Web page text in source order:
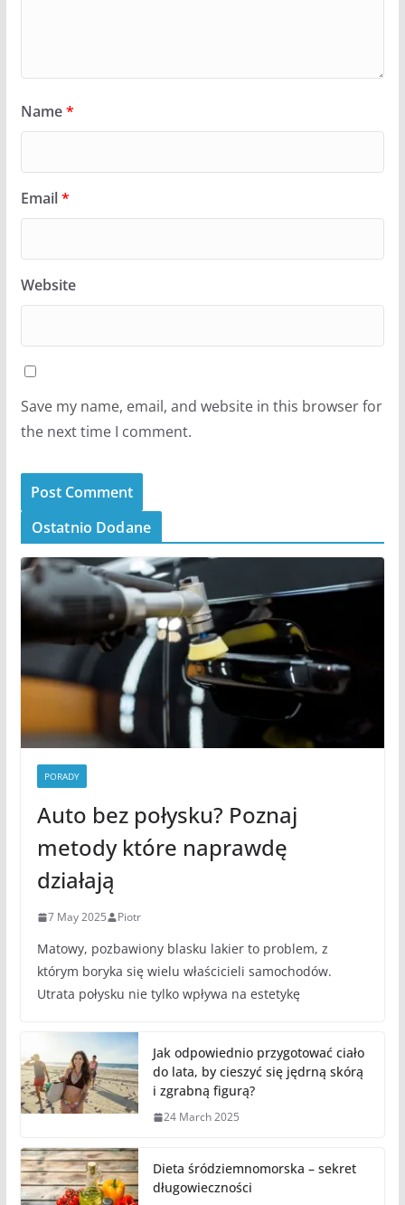
Name*
Email*
Website
Save my name, email, and website in this browser for
the next time I comment.
Ostatnio Dodane
PORADY
Auto bez połysku? Poznaj
metody które naprawdę
działają
7 May 2025 Piotr
Matowy, pozbawiony blasku lakier to problem, z
którym boryka się wielu właścicieli samochodów.
Utrata połysku nie tylko wpływa na estetykę
Jak odpowiednio przygotować ciało
do lata, by cieszyć się jędrną skórą
i zgrabną figurą?
24 March 2025
Dieta śródziemnomorska – sekret
długowieczności